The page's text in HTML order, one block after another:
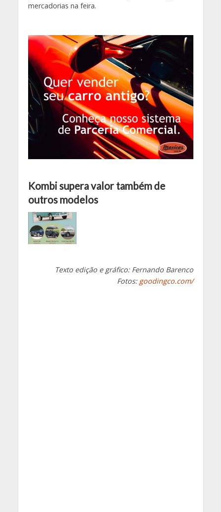
mercadorias na feira.
Kombi supera valor também de
outros modelos
Texto edição e gráfico: Fernando Barenco
Fotos: goodingco.com/